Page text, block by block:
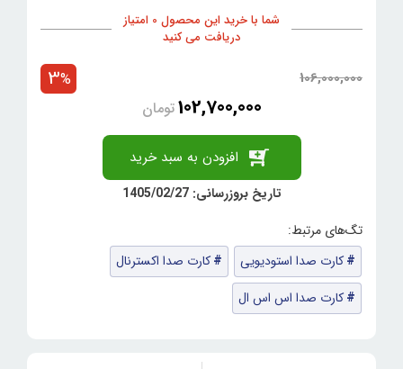
شما با خرید این محصول 0 امتیاز
دریافت می کنید
106,000,000
102,700,000تومان
3%
افزودن به سبد خرید
تاریخ بروزرسانی: 1405/02/27
کارت صدا استودیویی
کارت صدا اکسترنال
کارت صدا اس اس ال